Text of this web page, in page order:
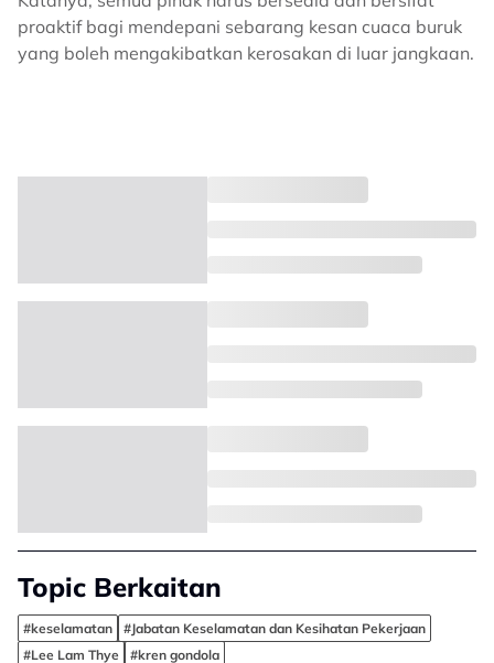
proaktif bagi mendepani sebarang kesan cuaca buruk
yang boleh mengakibatkan kerosakan di luar jangkaan.
Topic Berkaitan
#keselamatan
#Jabatan Keselamatan dan Kesihatan Pekerjaan
#Lee Lam Thye
#kren gondola